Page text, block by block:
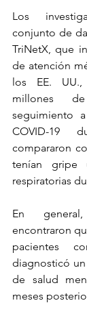
Los
conjunto de
TriNetX, que
de atención
los EE.
millones
seguimiento
COVID-19
compararon
tenían gripe
respiratorias
En
encontraron
pacientes
diagnosticó
de salud
meses